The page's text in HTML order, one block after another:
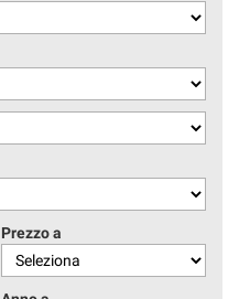
Prezzo a